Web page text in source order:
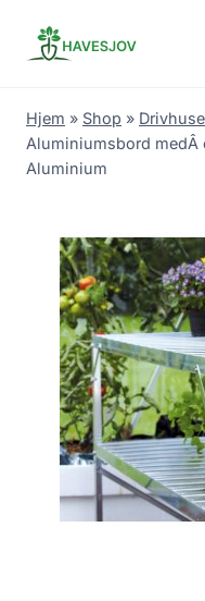
Hjem » Shop » Drivhuse
Aluminiumsbord medÂ
Aluminium